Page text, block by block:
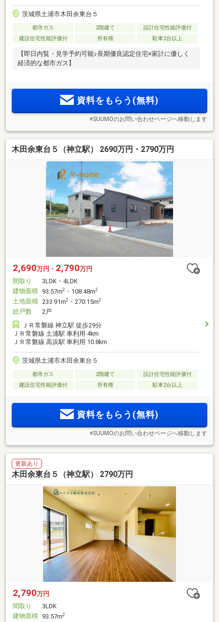
茨城県土浦市木田余東台５
都市ガス 2階建て
設計住宅性能評価付
建設住宅性能評価付
所有権 駐車2台以上
【即日内覧・見学予約可能♪長期優良認定住宅×家計に優しく
経済的な都市ガス】
資料をもらう(無料)
※SUUMOのお問い合わせページへ移動します
木田余東台５（神立駅） 2690万円・2790万円
2,690万円・ 2,790万円
間取り
3LDK・4LDK
建物面積 93.57m2 ・108.48m2
土地面積 233.91m2 ・270.15m2
総戸数
2戸
ＪＲ常磐線 神立駅 徒歩29分
ＪＲ常磐線 土浦駅 車利用 4km
ＪＲ常磐線 高浜駅 車利用 10.8km
茨城県土浦市木田余東台５
都市ガス 2階建て
設計住宅性能評価付
建設住宅性能評価付
所有権 駐車2台以上
資料をもらう(無料)
※SUUMOのお問い合わせページへ移動します
更新あり
木田余東台５（神立駅） 2790万円
2,790万円
間取り
3LDK
建物面積 93.57m2